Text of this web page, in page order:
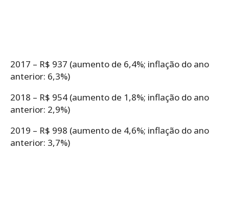
2017 – R$ 937 (aumento de 6,4%; inflação do ano
anterior: 6,3%)
2018 – R$ 954 (aumento de 1,8%; inflação do ano
anterior: 2,9%)
2019 – R$ 998 (aumento de 4,6%; inflação do ano
anterior: 3,7%)